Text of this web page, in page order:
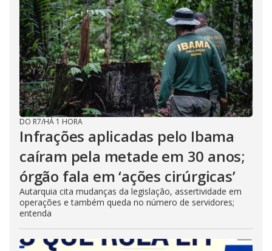
DO R7/HÁ 1 HORA
Infrações aplicadas pelo Ibama
caíram pela metade em 30 anos;
órgão fala em ‘ações cirúrgicas’
Autarquia cita mudanças da legislação, assertividade em
operações e também queda no número de servidores;
entenda